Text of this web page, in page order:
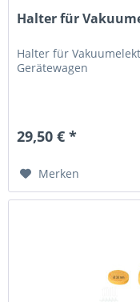
Halter für
Halter für
Gerätewagen
29,50 € *
Merken